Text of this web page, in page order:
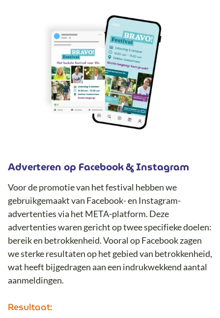
Adverteren op Facebook & Instagram
Voor de promotie van het festival hebben we
gebruikgemaakt van Facebook- en Instagram-
advertenties via het META-platform. Deze
advertenties waren gericht op twee specifieke doelen:
bereik en betrokkenheid. Vooral op Facebook zagen
we sterke resultaten op het gebied van betrokkenheid,
wat heeft bijgedragen aan een indrukwekkend aantal
aanmeldingen.
Resultaat: